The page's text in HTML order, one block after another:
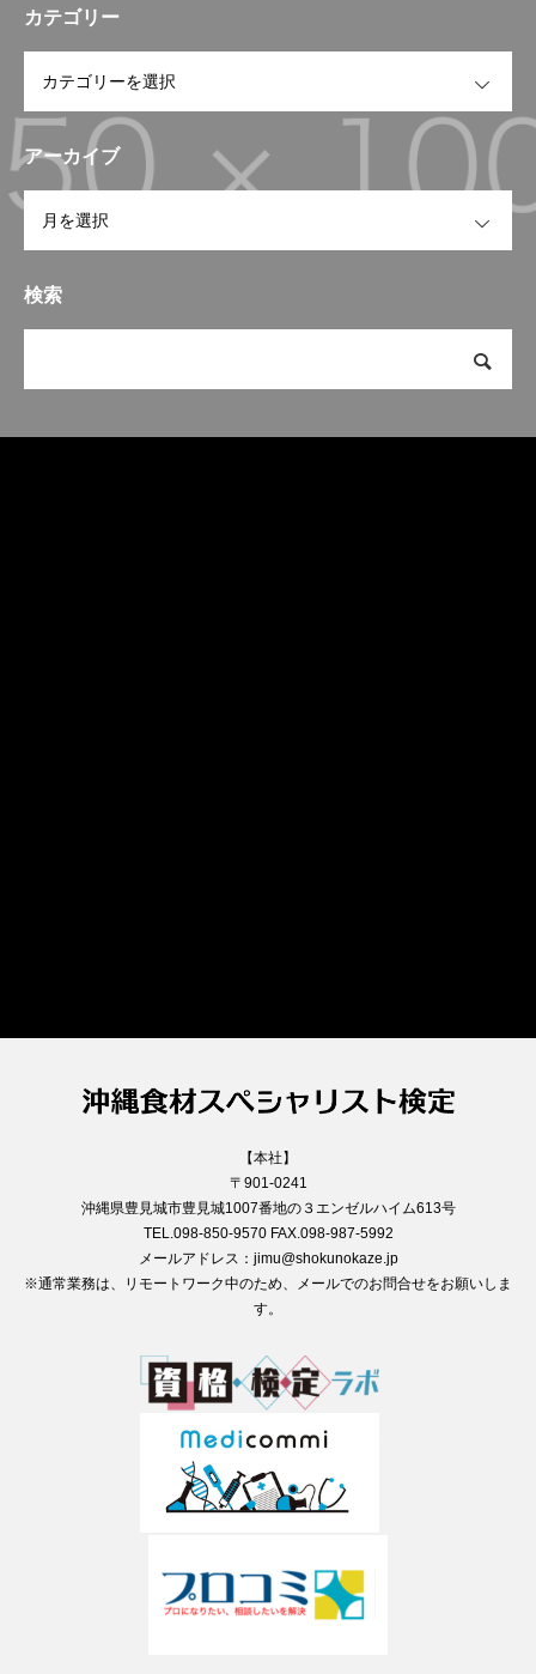
カテゴリー
アーカイブ
検索
【本社】
〒901-0241
沖縄県豊見城市豊見城1007番地の３エンゼルハイム613号
TEL.098-850-9570 FAX.098-987-5992
メールアドレス：jimu@shokunokaze.jp
※通常業務は、リモートワーク中のため、メールでのお問合せをお願いしま
す。